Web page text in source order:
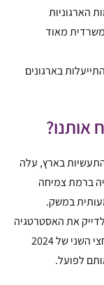
הארגוניות
מאוד
בארגונים
אותנו?
מנכ״לים, מכל התעשיות בארץ, עלה
ברמת צמיחה
משמעותית במשק.
את האסטרטגיה
שלהן כדי לעבור את התקופה הקרובה ולהגיע לחצי השני של 2024
לפועל.